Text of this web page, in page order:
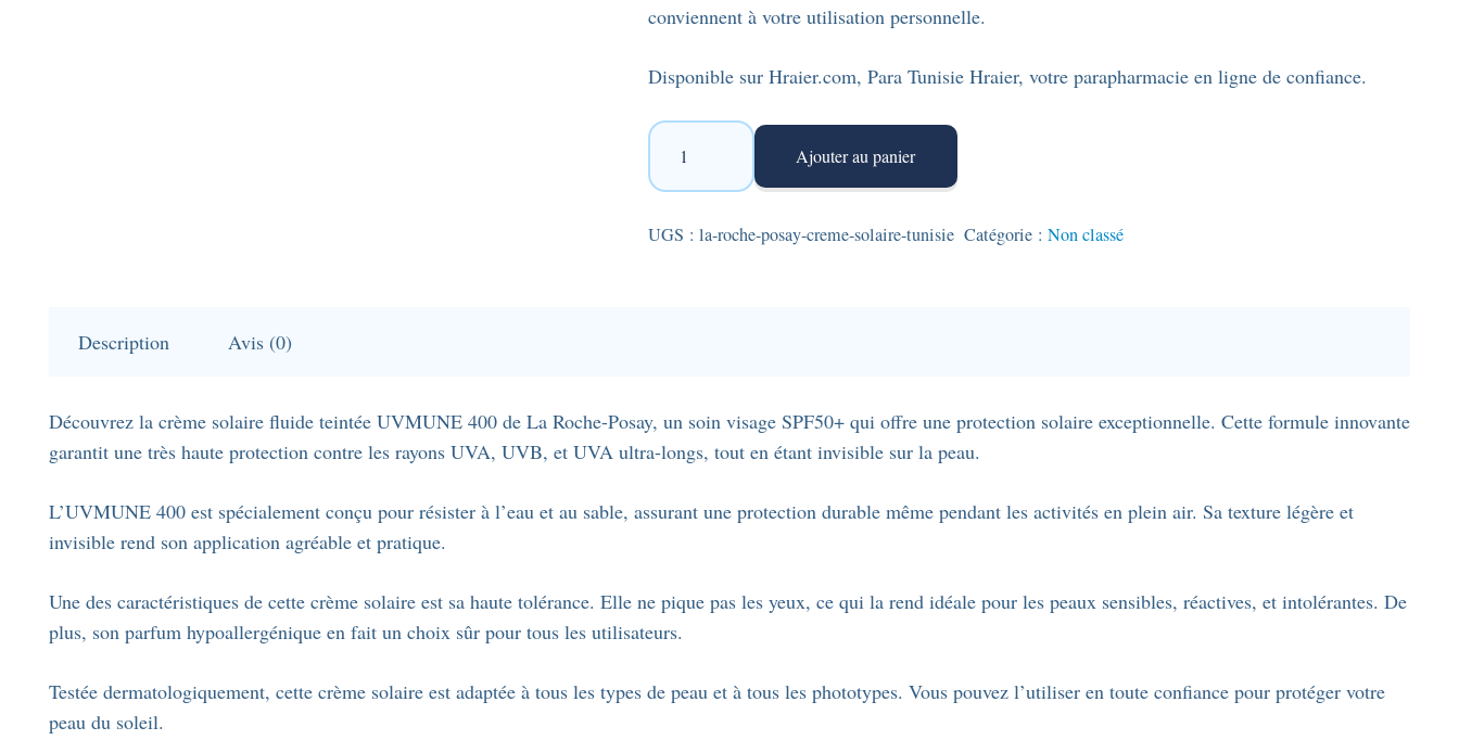
conviennent à votre utilisation personnelle.
Disponible sur Hraier.com, Para Tunisie Hraier, votre parapharmacie en ligne de confiance.
quantité
La
Roche-
Crème
solaire
longue
protection
en
format
Ajouter au panier
UGS : la-roche-posay-creme-solaire-tunisie Catégorie :Non classé
Description Avis (0)
Découvrez la crème solaire fluide teintée UVMUNE 400 de La Roche-Posay, un soin visage SPF50+ qui offre une protection solaire exceptionnelle. Cette formule innovante
garantit une très haute protection contre les rayons UVA, UVB, et UVA ultra-longs, tout en étant invisible sur la peau.
L’UVMUNE 400 est spécialement conçu pour résister à l’eau et au sable, assurant une protection durable même pendant les activités en plein air. Sa texture légère et
invisible rend son application agréable et pratique.
Une des caractéristiques de cette crème solaire est sa haute tolérance. Elle ne pique pas les yeux, ce qui la rend idéale pour les peaux sensibles, réactives, et intolérantes. De
plus, son parfum hypoallergénique en fait un choix sûr pour tous les utilisateurs.
Testée dermatologiquement, cette crème solaire est adaptée à tous les types de peau et à tous les phototypes. Vous pouvez l’utiliser en toute confiance pour protéger votre
peau du soleil.